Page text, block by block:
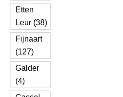
Etten
Leur (38)
Fijnaart
(127)
Galder
(4)